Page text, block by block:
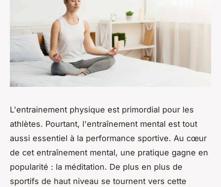
L'entrainement physique est primordial pour les
athlètes. Pourtant, l'entraînement mental est tout
aussi essentiel à la performance sportive. Au cœur
de cet entraînement mental, une pratique gagne en
popularité : la méditation. De plus en plus de
sportifs de haut niveau se tournent vers cette